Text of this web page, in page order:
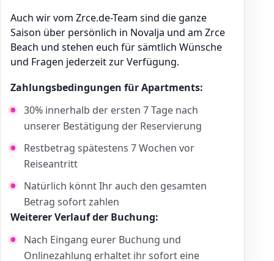
Auch wir vom Zrce.de-Team sind die ganze
Saison über persönlich in Novalja und am Zrce
Beach und stehen euch für sämtlich Wünsche
und Fragen jederzeit zur Verfügung.
Zahlungsbedingungen für Apartments:
30% innerhalb der ersten 7 Tage nach
unserer Bestätigung der Reservierung
Restbetrag spätestens 7 Wochen vor
Reiseantritt
Natürlich könnt Ihr auch den gesamten
Betrag sofort zahlen
Weiterer Verlauf der Buchung:
Nach Eingang eurer Buchung und
Onlinezahlung erhaltet ihr sofort eine